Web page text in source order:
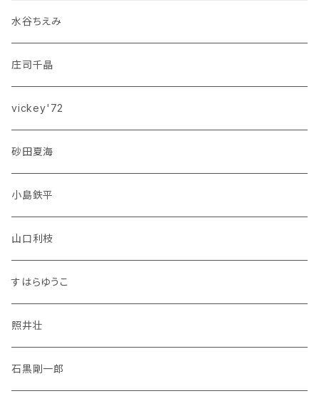
水谷ちえみ
庄司千晶
vickey'72
砂田夏海
小島鉄平
山口利枝
すはらゆうこ
照井壮
石黒剛一郎